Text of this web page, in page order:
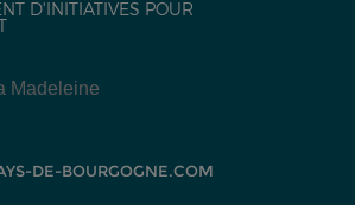
D'INITIATIVES POUR
Madeleine
DE-BOURGOGNE.COM